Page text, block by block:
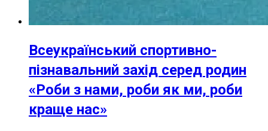
Всеукраїнський спортивно-
пізнавальний захід серед родин
«Роби з нами, роби як ми, роби
краще нас»